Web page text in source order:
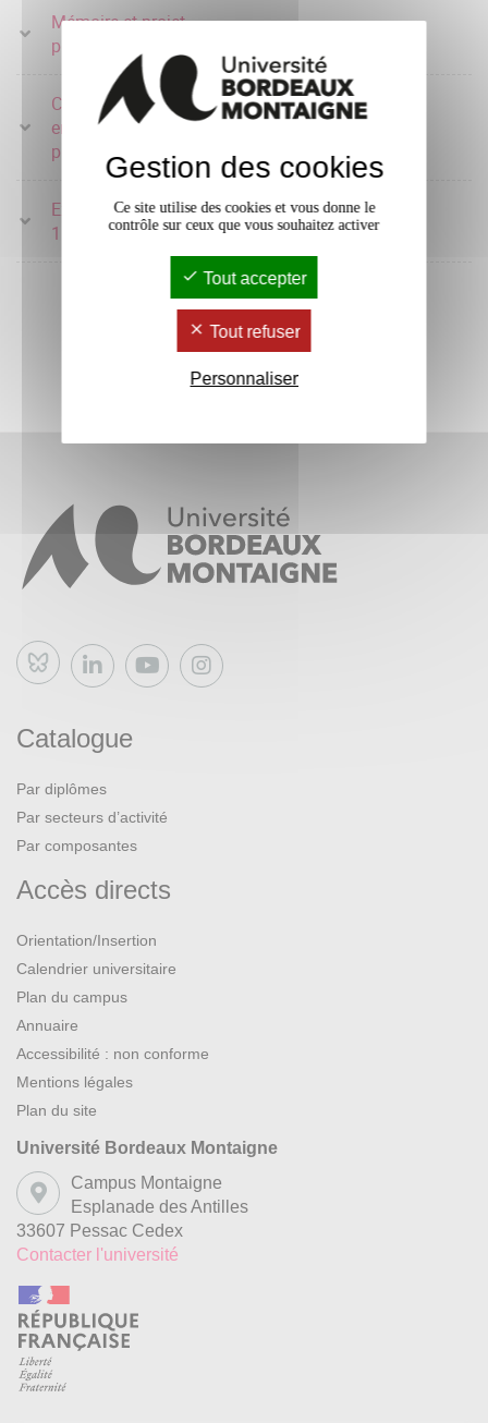
Mémoire et projet
pratique 1
Compétences et
environnement
professionnel 1
Expérimentation pratique
1
10 crédits
Bluesky
Catalogue
Par diplômes
Par secteurs d’activité
Par composantes
Accès directs
Orientation/Insertion
Calendrier universitaire
Plan du campus
Annuaire
Accessibilité : non conforme
Mentions légales
Plan du site
Université Bordeaux Montaigne
Campus Montaigne
Esplanade des Antilles
33607 Pessac Cedex
Contacter l'université
Gestion des cookies
Ce site utilise des cookies et vous donne le
contrôle sur ceux que vous souhaitez activer
Tout accepter
Tout refuser
Personnaliser